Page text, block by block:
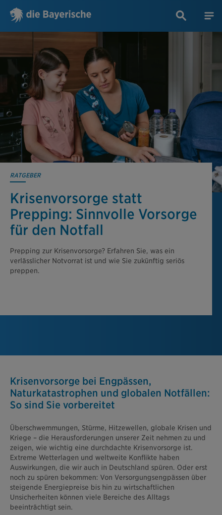
RATGEBER
Krisenvorsorge statt
Prepping: Sinnvolle Vorsorge
für den Notfall
Prepping zur Krisenvorsorge? Erfahren Sie, was ein
verlässlicher Notvorrat ist und wie Sie zukünftig seriös
preppen.
Krisenvorsorge bei Engpässen,
Naturkatastrophen und globalen Notfällen:
So sind Sie vorbereitet
Überschwemmungen, Stürme, Hitzewellen, globale Krisen und
Kriege – die Herausforderungen unserer Zeit nehmen zu und
zeigen, wie wichtig eine durchdachte Krisenvorsorge ist.
Extreme Wetterlagen und weltweite Konflikte haben
Auswirkungen, die wir auch in Deutschland spüren. Oder erst
noch zu spüren bekommen: Von Versorgungsengpässen über
steigende Energiepreise bis hin zu wirtschaftlichen
Unsicherheiten können viele Bereiche des Alltags
beeinträchtigt sein.